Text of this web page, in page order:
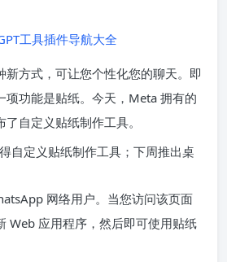
工具插件导航大全
方式，可让您个性化您的聊天。即
项功能是贴纸。今天，Meta 拥有的
自定义贴纸制作工具。
网络用户。当您访问该页面
Web 应用程序，然后即可使用贴纸